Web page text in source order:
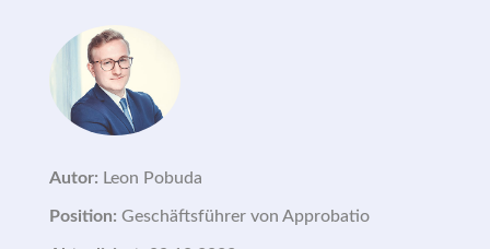
Autor: Leon Pobuda
Position: Geschäftsführer von Approbatio